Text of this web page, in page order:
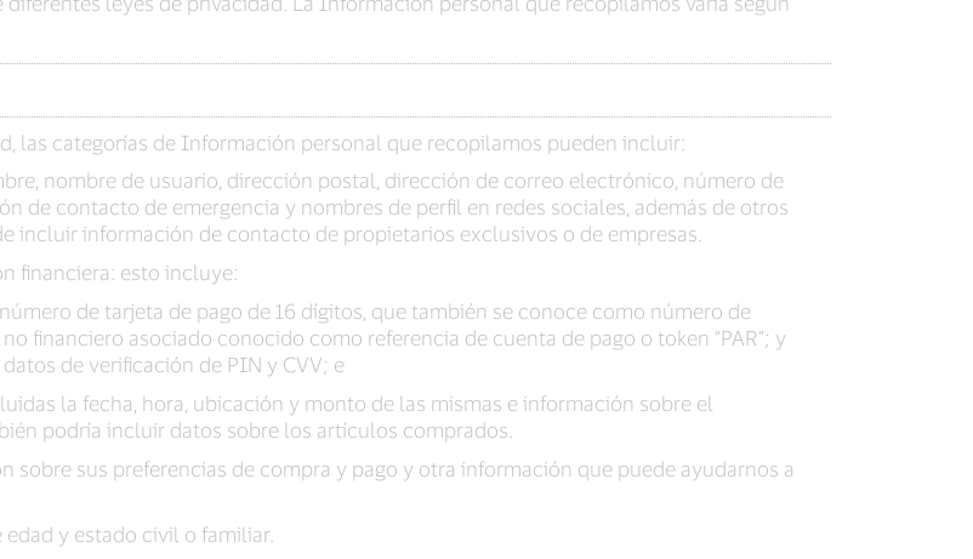
las categorías de Información personal que recopilamos pueden incluir:
nombre de usuario, dirección postal, dirección de correo electrónico, número de
de contacto de emergencia y nombres de perfil en redes sociales, además de otros
incluir información de contacto de propietarios exclusivos o de empresas.
financiera: esto incluye:
de tarjeta de pago de 16 dígitos, que también se conoce como número de
financiero asociado conocido como referencia de cuenta de pago o token “PAR”; y
de verificación de PIN y CVV; e
la fecha, hora, ubicación y monto de las mismas e información sobre el
podría incluir datos sobre los artículos comprados.
sus preferencias de compra y pago y otra información que puede ayudarnos a
y estado civil o familiar.